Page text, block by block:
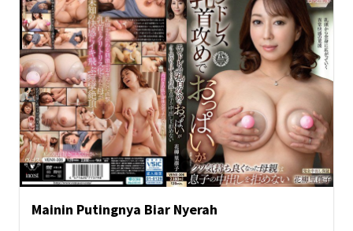
Mainin Putingnya Biar Nyerah